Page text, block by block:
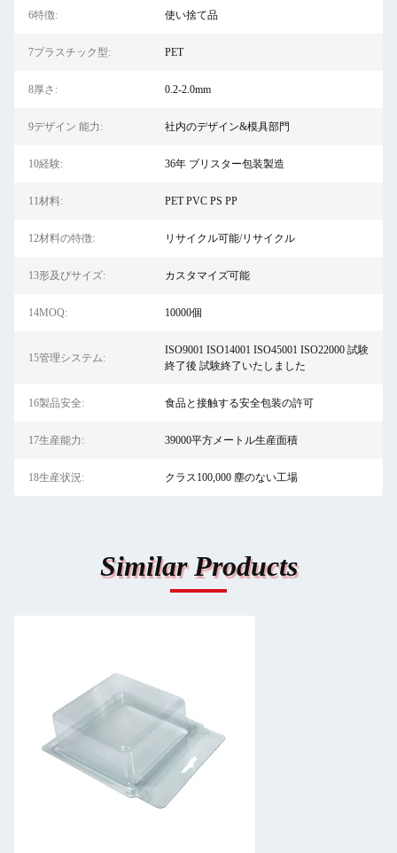
6特徴: 使い捨て品
7プラスチック型: PET
8厚さ: 0.2-2.0mm
9デザイン 能力: 社内のデザイン&模具部門
10経験: 36年 ブリスター包装製造
11材料: PET PVC PS PP
12材料の特徴: リサイクル可能/リサイクル
13形及びサイズ: カスタマイズ可能
14MOQ: 10000個
15管理システム:
ISO9001 ISO14001 ISO45001 ISO22000 試験
終了後 試験終了いたしました
16製品安全: 食品と接触する安全包装の許可
17生産能力: 39000平方メートル生産面積
18生産状況: クラス100,000 塵のない工場
Similar Products